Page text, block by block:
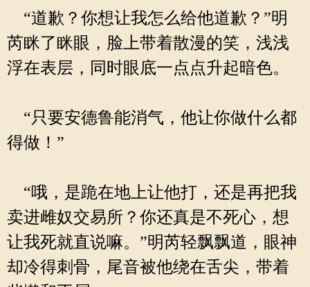
“道歉？你想让我怎么给他道歉？”明
芮眯了眯眼，脸上带着散漫的笑，浅浅
浮在表层，同时眼底一点点升起暗色。
“只要安德鲁能消气，他让你做什么都
得做！”
“哦，是跪在地上让他打，还是再把我
卖进雌奴交易所？你还真是不死心，想
让我死就直说嘛。”明芮轻飘飘道，眼神
却冷得刺骨，尾音被他绕在舌尖，带着